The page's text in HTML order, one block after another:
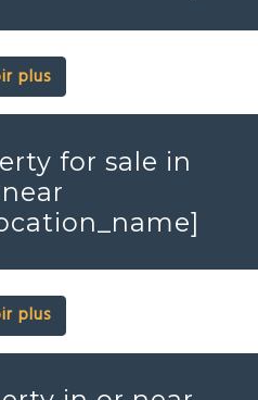
plus
for sale in
plus
in or near